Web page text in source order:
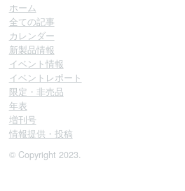
ホーム
全ての記事
カレンダー
新製品情報
イベント情報
イベントレポート
限定・非売品
年表
増刊号
情報提供・投稿
© Copyright 2023.